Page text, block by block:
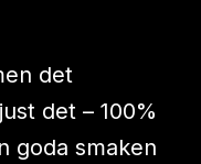
det
det – 100%
goda smaken